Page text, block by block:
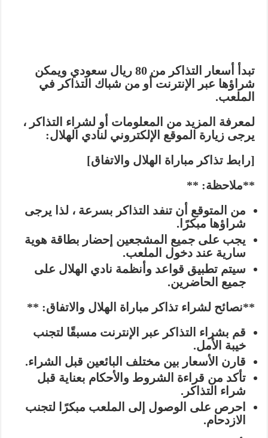
تبدأ أسعار التذاكر من 80 ريال سعودي ويمكن
شراؤها عبر الإنترنت أو من شباك التذاكر في
الملعب.
لمعرفة المزيد من المعلومات أو لشراء التذاكر ،
يرجى زيارة الموقع الإلكتروني لنادي الهلال:
[رابط تذاكر مباراة الهلال والاتفاق]
**ملاحظة: **
من المتوقع أن تنفد التذاكر بسرعة ، لذا يرجى
شراؤها مبكرًا.
يجب على جميع المشجعين إحضار بطاقة هوية
سارية عند دخول الملعب.
سيتم تطبيق قواعد وأنظمة نادي الهلال على
جميع الحاضرين.
**نصائح لشراء تذاكر مباراة الهلال والاتفاق: **
قم بشراء التذاكر عبر الإنترنت مسبقًا لتجنب
خيبة الأمل.
قارن الأسعار بين مختلف البائعين قبل الشراء.
تأكد من قراءة الشروط والأحكام بعناية قبل
شراء التذاكر.
احرص على الوصول إلى الملعب مبكرًا لتجنب
الازدحام.